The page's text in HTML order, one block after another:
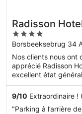
Radisson
Berchem
4
out
of
5
Borsbeeksebrug 34
Nos clients nous ont
apprécié Radisson
excellent état
qu'à quelques
prestations de cet
Internet gratuit, un
9/10 Extraordinaire !
"Parking à l’arrière